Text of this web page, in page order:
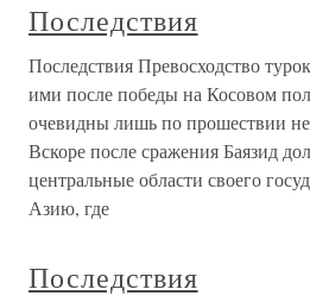
Последствия
Последствия Превосходство
ими после победы на Косовом
очевидны лишь по прошествии
Вскоре после сражения Баязид
центральные области своего
Азию, где
Последствия